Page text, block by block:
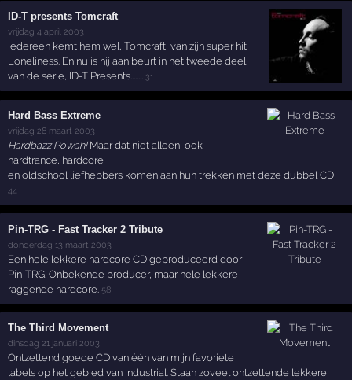
ID-T presents Tomcraft
vrijdag 4 april 2003
Iedereen kemt hem wel, Tomcraft, van zijn super hit
Loneliness. En nu is hij aan beurt in het tweede deel
van de serie, ID-T Presents........ 31
Hard Bass Extreme
vrijdag 28 maart 2003
Hardbazz Powah!Maar dat niet alleen, ook
hardtrance, hardcore
en oldschool liefhebbers komen aan hun trekken met deze dubbel CD!
44
Pin-TRG - Fast Tracker 2 Tribute
donderdag 13 maart 2003
Een hele lekkere hardcore CD geproduceerd door
Pin-TRG. Onbekende producer, maar hele lekkere
raggende hardcore. 58
The Third Movement
dinsdag 21 januari 2003
Ontzettend goede CD van één van mijn favoriete
labels op het gebied van Industrial. Staan zoveel ontzettende lekkere